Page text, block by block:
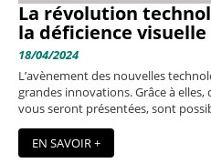
La révolution
la déficience visuelle
18/04/2024
L’avènement des nouvelles
grandes innovations. Grâce à elles,
vous seront présentées, sont
EN SAVOIR +